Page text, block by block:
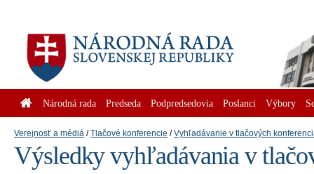
Národná rada Predseda Podpredsedovia Poslanci Výbory
Verejnosť a médiá Tlačové konferencie Vyhľadávanie v tlačových
Výsledky vyhľadávania v